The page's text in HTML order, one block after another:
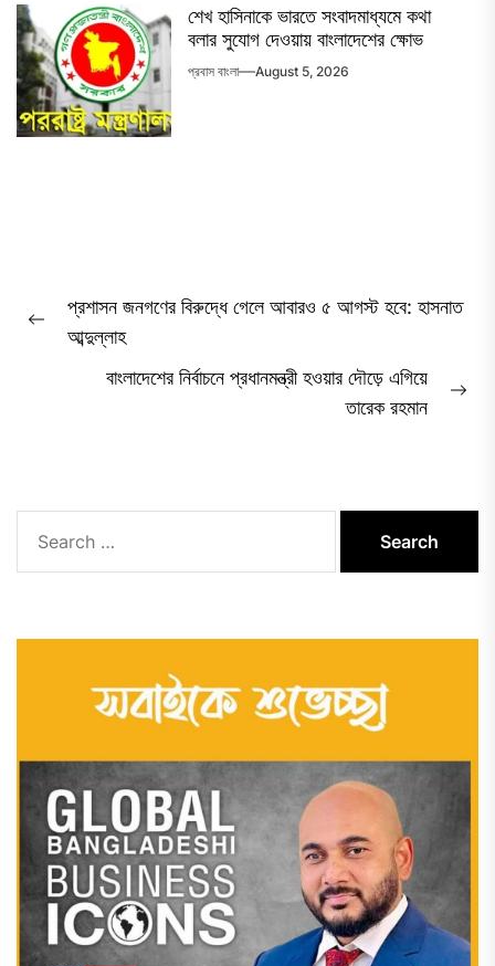
শেখ হাসিনাকে ভারতে সংবাদমাধ্যমে কথা
বলার সুযোগ দেওয়ায় বাংলাদেশের ক্ষোভ
প্রবাস বাংলা August 5, 2026
Post
navigation
Previous
প্রশাসন জনগণের বিরুদ্ধে গেলে আবারও ৫ আগস্ট হবে: হাসনাত
আব্দুল্লাহ
বাংলাদেশের নির্বাচনে প্রধানমন্ত্রী হওয়ার দৌড়ে এগিয়ে
তারেক রহমান
for: